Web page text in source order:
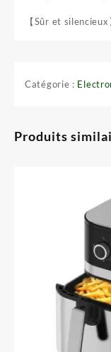
【Sûr et
Catégorie :
Produits